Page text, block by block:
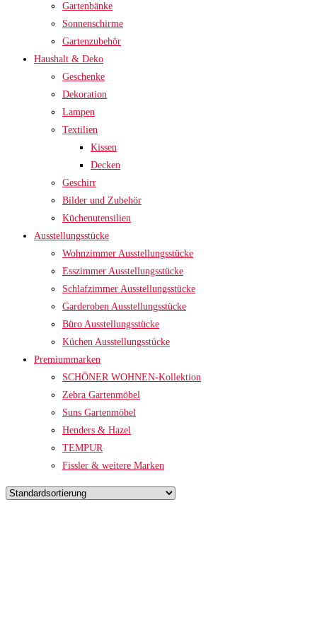
Gartenbänke
Sonnenschirme
Gartenzubehör
Haushalt & Deko
Geschenke
Dekoration
Lampen
Textilien
Kissen
Decken
Geschirr
Bilder und Zubehör
Küchenutensilien
Ausstellungsstücke
Wohnzimmer Ausstellungsstücke
Esszimmer Ausstellungsstücke
Schlafzimmer Ausstellungsstücke
Garderoben Ausstellungsstücke
Büro Ausstellungsstücke
Küchen Ausstellungsstücke
Premiummarken
SCHÖNER WOHNEN-Kollektion
Zebra Gartenmöbel
Suns Gartenmöbel
Henders & Hazel
TEMPUR
Fissler & weitere Marken